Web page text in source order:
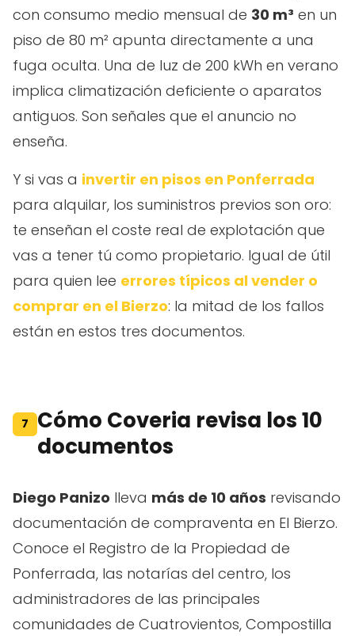
con consumo medio mensual de 30 m³ en un
piso de 80 m² apunta directamente a una
fuga oculta. Una de luz de 200 kWh en verano
implica climatización deficiente o aparatos
antiguos. Son señales que el anuncio no
enseña.
Y si vas a invertir en pisos en Ponferrada
para alquilar, los suministros previos son oro:
te enseñan el coste real de explotación que
vas a tener tú como propietario. Igual de útil
para quien lee errores típicos al vender o
comprar en el Bierzo: la mitad de los fallos
están en estos tres documentos.
7
Cómo Coveria revisa los 10
documentos
Diego Panizo lleva más de 10 años revisando
documentación de compraventa en El Bierzo.
Conoce el Registro de la Propiedad de
Ponferrada, las notarías del centro, los
administradores de las principales
comunidades de Cuatrovientos, Compostilla